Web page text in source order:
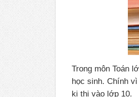
Trong môn Toán
học sinh. Chính
ki thi vào lớp 10.